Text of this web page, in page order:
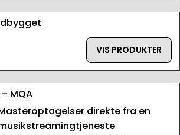
VIS PRODUKTER
MQA
direkte fra en